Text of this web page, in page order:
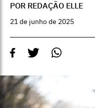
POR REDAÇÃO ELLE
21 de junho de 2025